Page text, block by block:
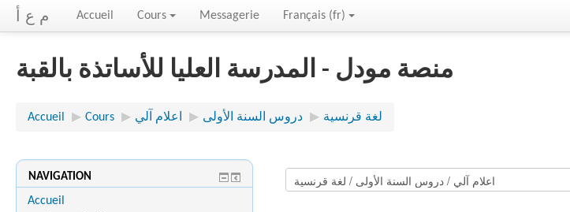
م ع أ Accueil Cours Messagerie Français ‎(fr)‎
منصة مودل - المدرسة العليا للأساتذة بالقبة
Accueil ▶︎ Cours ▶︎ اعلام آلي ▶︎ دروس السنة الأولى ▶︎ لغة قرنسية
NAVIGATION
Accueil